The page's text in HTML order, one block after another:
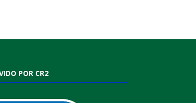
POR CR2